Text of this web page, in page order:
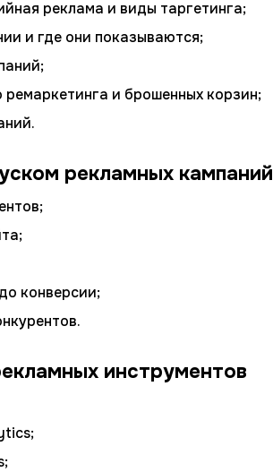
реклама и виды таргетинга;
и где они показываются;
и брошенных корзин;
рекламных кампаний
конверсии;
инструментов